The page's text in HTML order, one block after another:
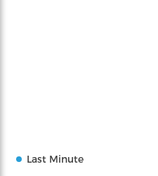
Last Minute